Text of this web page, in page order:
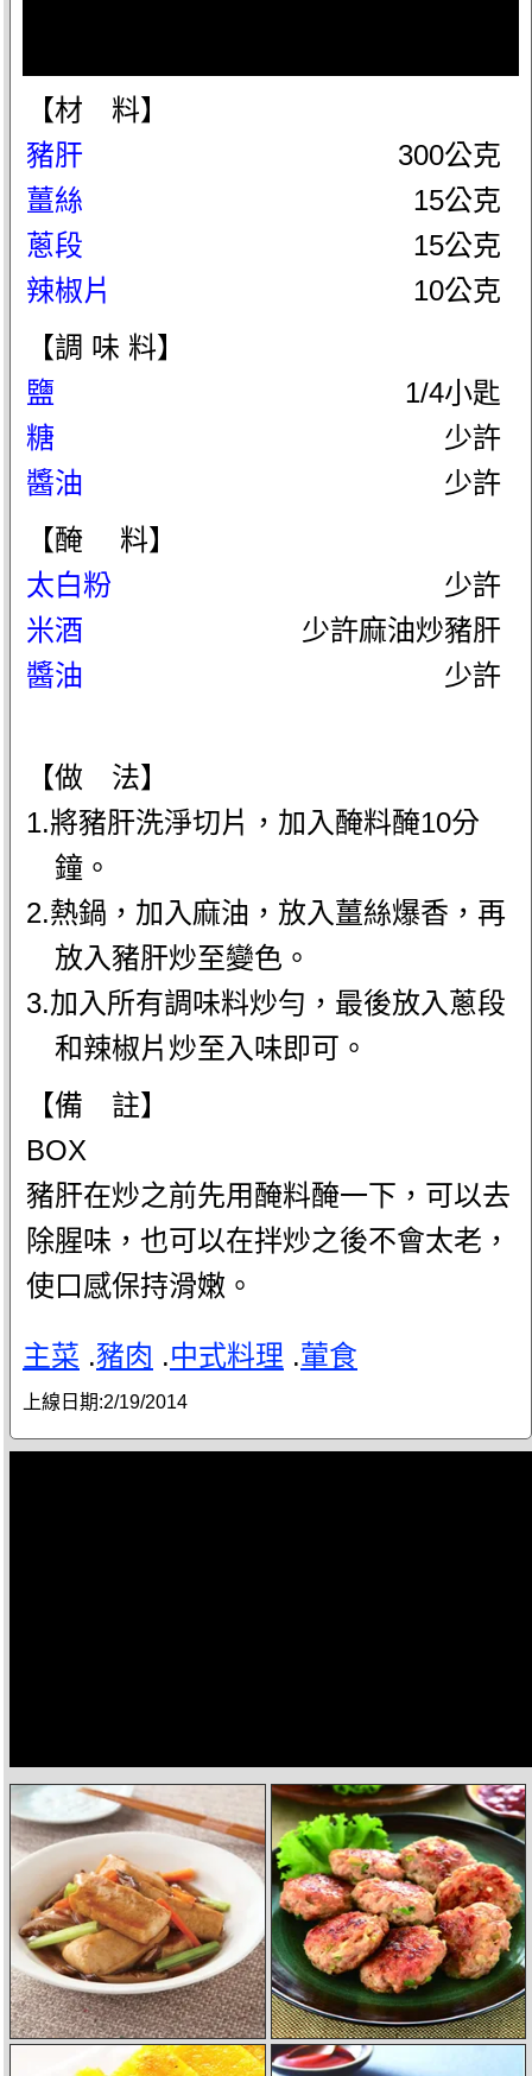
【材 料】
豬肝
300公克
薑絲
15公克
蔥段
15公克
辣椒片
10公克
【調 味 料】
鹽
1/4小匙
糖
少許
醬油
少許
【醃 料】
太白粉
少許
米酒
少許麻油炒豬肝
醬油
少許
【做 法】
1.將豬肝洗淨切片，加入醃料醃10分
鐘。
2.熱鍋，加入麻油，放入薑絲爆香，再
放入豬肝炒至變色。
3.加入所有調味料炒勻，最後放入蔥段
和辣椒片炒至入味即可。
【備 註】
BOX
豬肝在炒之前先用醃料醃一下，可以去
除腥味，也可以在拌炒之後不會太老，
使口感保持滑嫩。
主菜 .豬肉 .中式料理 .葷食
上線日期:2/19/2014